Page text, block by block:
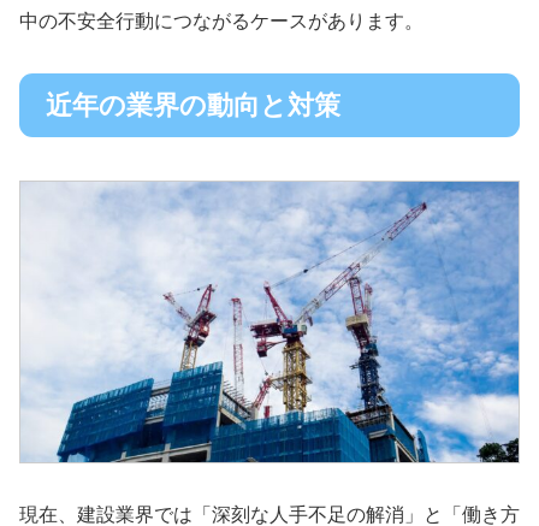
中の不安全行動につながるケースがあります。
近年の業界の動向と対策
現在、建設業界では「深刻な人手不足の解消」と「働き方